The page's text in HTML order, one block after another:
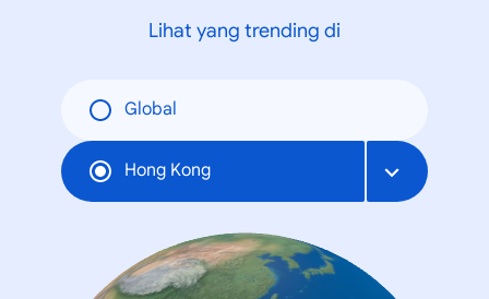
Lihat yang trending di
Global
Hong Kong